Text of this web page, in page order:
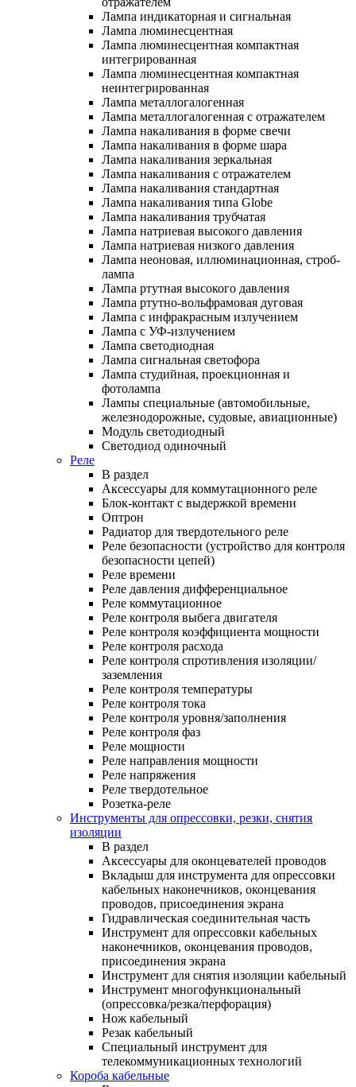
Лампа индикаторная и сигнальная
Лампа люминесцентная
Лампа люминесцентная компактная
интегрированная
Лампа люминесцентная компактная
неинтегрированная
Лампа металлогалогенная
Лампа металлогалогенная с отражателем
Лампа накаливания в форме свечи
Лампа накаливания в форме шара
Лампа накаливания зеркальная
Лампа накаливания с отражателем
Лампа накаливания стандартная
Лампа накаливания типа Globe
Лампа накаливания трубчатая
Лампа натриевая высокого давления
Лампа натриевая низкого давления
Лампа неоновая, иллюминационная, строб-
лампа
Лампа ртутная высокого давления
Лампа ртутно-вольфрамовая дуговая
Лампа с инфракрасным излучением
Лампа с УФ-излучением
Лампа светодиодная
Лампа сигнальная светофора
Лампа студийная, проекционная и
фотолампа
Лампы специальные (автомобильные,
железнодорожные, судовые, авиационные)
Модуль светодиодный
Светодиод одиночный
Реле
В раздел
Аксессуары для коммутационного реле
Блок-контакт с выдержкой времени
Оптрон
Радиатор для твердотельного реле
Реле безопасности (устройство для контроля
безопасности цепей)
Реле времени
Реле давления дифференциальное
Реле коммутационное
Реле контроля выбега двигателя
Реле контроля коэффициента мощности
Реле контроля расхода
Реле контроля спротивления изоляции/
заземления
Реле контроля температуры
Реле контроля тока
Реле контроля уровня/заполнения
Реле контроля фаз
Реле мощности
Реле направления мощности
Реле напряжения
Реле твердотельное
Розетка-реле
Инструменты для опрессовки, резки, снятия
изоляции
В раздел
Аксессуары для оконцевателей проводов
Вкладыш для инструмента для опрессовки
кабельных наконечников, оконцевания
проводов, присоединения экрана
Гидравлическая соединительная часть
Инструмент для опрессовки кабельных
наконечников, оконцевания проводов,
присоединения экрана
Инструмент для снятия изоляции кабельный
Инструмент многофункциональный
(опрессовка/резка/перфорация)
Нож кабельный
Резак кабельный
Специальный инструмент для
телекоммуникационных технологий
Короба кабельные